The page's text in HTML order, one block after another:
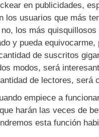
en publicidades,
los usuarios que más
los más
y pueda equivocarme,
de suscritos
modos, será
de lectores, será
empiece a
harán las veces de
esta función